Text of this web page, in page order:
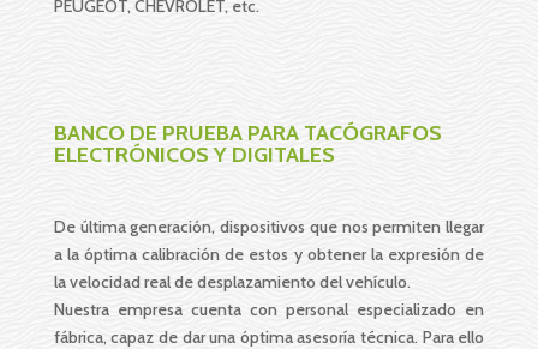
PEUGEOT, CHEVROLET, etc.
BANCO DE PRUEBA PARA TACÓGRAFOS
ELECTRÓNICOS Y DIGITALES
De última generación, dispositivos que nos permiten llegar
a la óptima calibración de estos y obtener la expresión de
la velocidad real de desplazamiento del vehículo.
Nuestra empresa cuenta con personal especializado en
fábrica, capaz de dar una óptima asesoría técnica. Para ello